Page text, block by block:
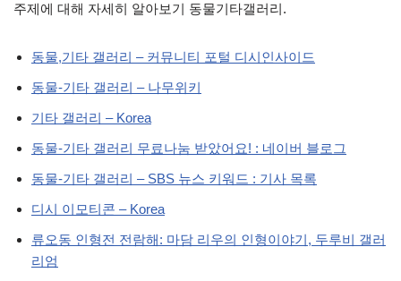
주제에 대해 자세히 알아보기 동물기타갤러리.
동물,기타 갤러리 – 커뮤니티 포털 디시인사이드
동물-기타 갤러리 – 나무위키
기타 갤러리 – Korea
동물-기타 갤러리 무료나눔 받았어요! : 네이버 블로그
동물-기타 갤러리 – SBS 뉴스 키워드 : 기사 목록
디시 이모티콘 – Korea
류오동 인형전 전람해: 마담 리우의 인형이야기, 두루비 갤러
리엄